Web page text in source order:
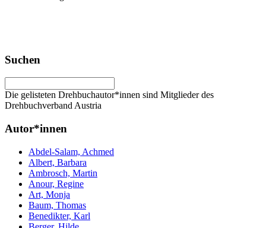
Suchen
Die gelisteten Drehbuchautor*innen sind Mitglieder des
Drehbuchverband Austria
Autor*innen
Abdel-Salam, Achmed
Albert, Barbara
Ambrosch, Martin
Anour, Regine
Art, Monja
Baum, Thomas
Benedikter, Karl